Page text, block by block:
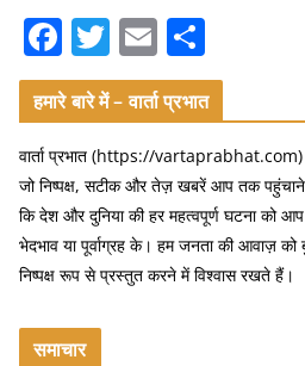
F
a
c
e
b
o
o
T
w
itt
er
E
m
ai
l
h
ar
e
हमारे बारे में – वार्ता प्रभात
वार्ता प्रभात (https://vartaprabhat.com)
जो निष्पक्ष, सटीक और तेज़ खबरें आप तक पहुंचाने
कि देश और दुनिया की हर महत्वपूर्ण घटना को
भेदभाव या पूर्वाग्रह के। हम जनता की आवाज़
निष्पक्ष रूप से प्रस्तुत करने में विश्वास रखते हैं।
समाचार